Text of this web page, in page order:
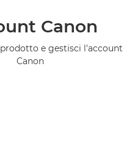
Canon
e gestisci l'account
Canon